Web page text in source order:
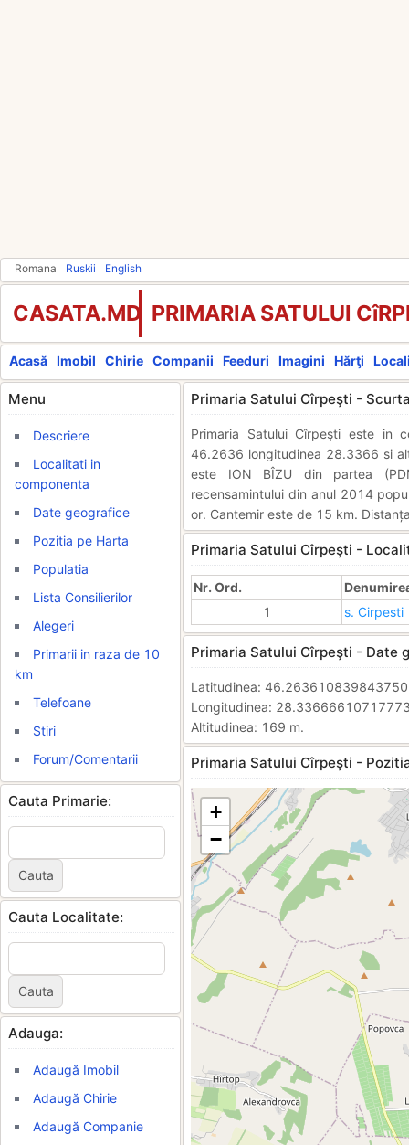
Romana Ruskii English
CASATA.MD PRIMARIA SATULUI
Acasă Imobil Chirie Companii Feeduri Imagini Hărţi
Menu
Descriere
Localitati in
componenta
Date geografice
Pozitia pe Harta
Populatia
Lista Consilierilor
Alegeri
Primarii in raza de 10
km
Telefoane
Stiri
Forum/Comentarii
Cauta Primarie:
Cauta Localitate:
Adauga:
Adaugă Imobil
Adaugă Chirie
Adaugă Companie
Primaria Satului Cîrpeşti -
Primaria Satului Cîrpeşti este in
46.2636 longitudinea 28.3366 si
este ION BÎZU din partea
recensamintului din anul 2014
or. Cantemir este de 15 km.
Primaria Satului Cîrpeşti -
Nr. Ord.
1
s. Cirpesti
Primaria Satului Cîrpeşti - Date
Latitudinea:
Longitudinea:
Altitudinea: 169 m.
Primaria Satului Cîrpeşti -
+
−